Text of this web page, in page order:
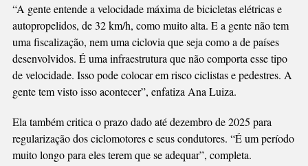
“A gente entende a velocidade máxima de bicicletas elétricas e
autopropelidos, de 32 km/h, como muito alta. E a gente não tem
uma fiscalização, nem uma ciclovia que seja como a de países
desenvolvidos. É uma infraestrutura que não comporta esse tipo
de velocidade. Isso pode colocar em risco ciclistas e pedestres. A
gente tem visto isso acontecer”, enfatiza Ana Luiza.
Ela também critica o prazo dado até dezembro de 2025 para
regularização dos ciclomotores e seus condutores. “É um período
muito longo para eles terem que se adequar”, completa.